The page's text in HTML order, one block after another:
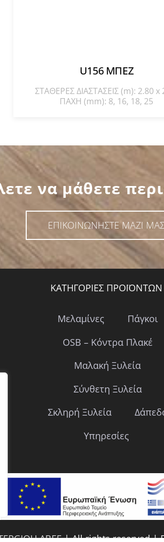
U156 ΜΠΕΖ
ΣΤΑΘΕΡΕΣ ΔΙΑΣΤΑΣΕΙΣ (m): 2.80 x
ΠΑΧΗ (mm): 8, 16, 18, 25
να μάθετε
ΕΠΙΚΟΙΝΩΝΗΣΤΕ ΜΑΖΙ ΜΑΣ
ΚΑΤΗΓΟΡΙΕΣ ΠΡΟΪΟΝΤΩΝ
Μελαμίνες
Πάγκοι
OSB – Κόντρα Πλακέ
Μαλακή Ξυλεία
Σύνθετη Ξυλεία
Σκληρή Ξυλεία
Υπηρεσίες
ABEE| All rights reserved |